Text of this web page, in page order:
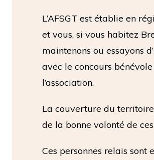
L’AFSGT est établie en
et vous, si vous habitez
maintenons ou essayons
avec le concours
l’association.
La couverture du
de la bonne volonté de
Ces personnes relais sont